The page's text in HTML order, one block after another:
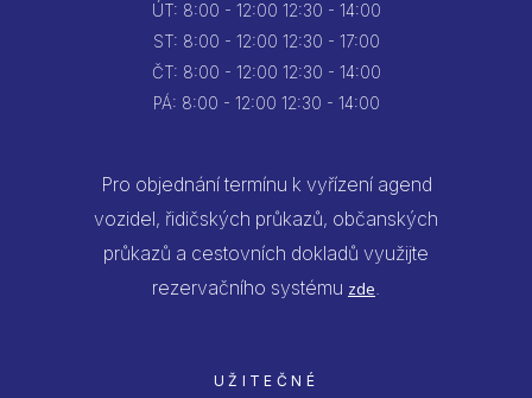
ÚT: 8:00 - 12:00 12:30 - 14:00
ST: 8:00 - 12:00 12:30 - 17:00
ČT: 8:00 - 12:00 12:30 - 14:00
PÁ: 8:00 - 12:00 12:30 - 14:00
Pro objednání termínu k vyřízení agend
vozidel, řidičských průkazů, občanských
průkazů a cestovních dokladů využijte
rezervačního systému zde.
UŽITEČNÉ